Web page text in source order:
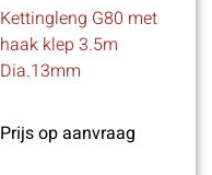
Kettingleng G80 met
haak klep 3.5m
Dia.13mm
Prijs op aanvraag